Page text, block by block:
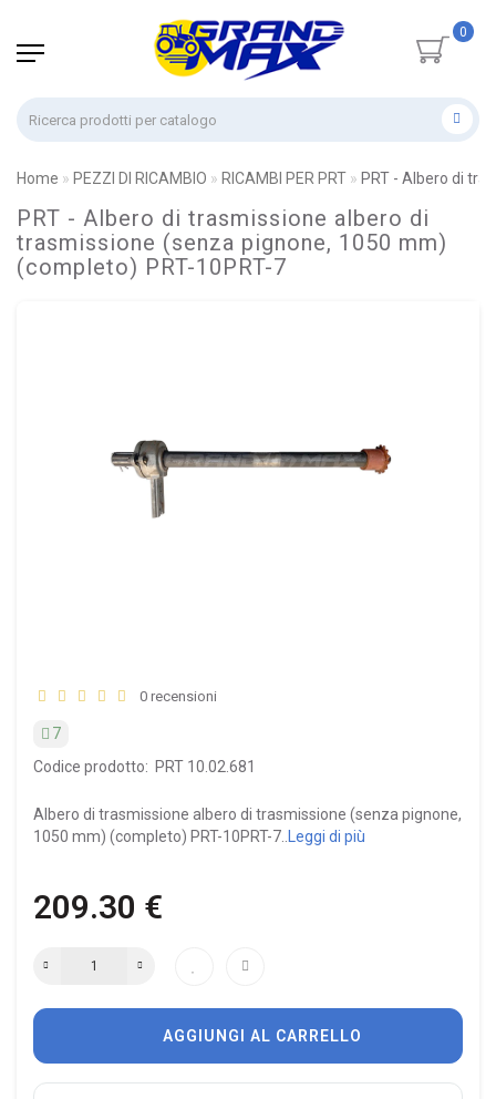
0
Home PEZZI DI RICAMBIO RICAMBI PER PRT PRT - Albero di
PRT - Albero di trasmissione albero di
trasmissione (senza pignone, 1050 mm)
(completo) PRT-10PRT-7
0 recensioni
7
Codice prodotto: PRT 10.02.681
Albero di trasmissione albero di trasmissione (senza pignone,
1050 mm) (completo) PRT-10PRT-7..
Leggi di più
209.30 €
AGGIUNGI AL CARRELLO